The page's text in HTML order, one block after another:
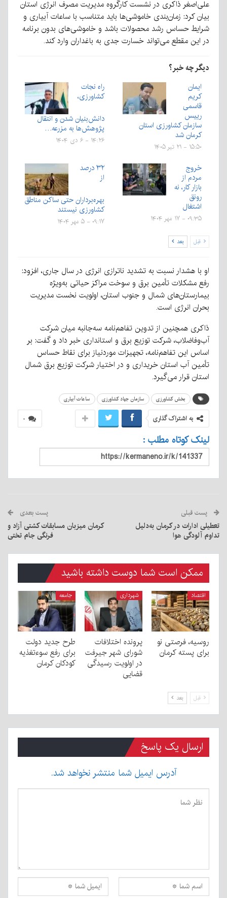
علی‌اصغر ذاکری در نشست کارگروه مدیریت مصرف انرژی استان
بیان کرد: زمان‌بندی خاموشی‌ها باید متناسب با ساعات آبیاری و
شرایط حساس رشد محصولات باشد و خاموشی‌های بدون برنامه
در این مقطع می‌تواند خسارت جدی به باغداران وارد کند.
دیگر چه خبر؟
ایمان
کریم
قاسمی
رییس
سازمان کشاورزی استان
کرمان شد
۱۵:۵۰ - ۲۱ تیر ۱۴۰۵
راه نجات
کشاورزی،
دانش‌بنیان شدن و انتقال
پژوهش‌ها به مزرعه…
۱۴:۲۶ - ۶ دی ۱۴۰۴
خروج
مردم از
بازار کار، نه
رونق
اشتغال
۰۹:۳۵ - ۱۷ مهر ۱۴۰۴
۳۲ درصد
از
بهره‌برداران حتی ساکن مناطق
کشاورزی نیستند
۰۹:۱۷ - ۵ مهر ۱۴۰۴
قبل بعد
او با هشدار نسبت به تشدید ناترازی انرژی در سال جاری، افزود:
رفع مشکلات تأمین برق و سوخت مراکز حیاتی به‌ویژه
بیمارستان‌های شمال و جنوب استان، اولویت نخست مدیریت
بحران انرژی است.
ذاکری همچنین از تدوین تفاهم‌نامه سه‌جانبه میان شرکت
آب‌وفاضلاب، شرکت توزیع برق و استانداری خبر داد و گفت: بر
اساس این تفاهم‌نامه، تجهیزات موردنیاز برای نقاط حساس
تأمین آب استان خریداری و در اختیار شرکت توزیع برق شمال
استان قرار می‌گیرد.
بخش کشاورزی سازمان جهاد کشاورزی ساعات آبیاری
۰ به اشتراک گذاری
لینک کوتاه مطلب :
پست قبلی
تعطیلی ادارات در کرمان به‌دلیل
تداوم آلودگی هوا
پست بعدی
کرمان میزبان مسابقات کشتی آزاد و
فرنگی جام تختی
ممکن است شما دوست داشته باشید
اقتصاد
روسیه، فرصتی نو
برای پسته کرمان
شهرداری
پرونده اختلافات
شورای شهر جیرفت
در اولویت رسیدگی
قضایی
جامعه
طرح جدید دولت
برای رفع سوءتغذیه
کودکان کرمان
قبل بعد
ارسال یک پاسخ
آدرس ایمیل شما منتشر نخواهد شد.